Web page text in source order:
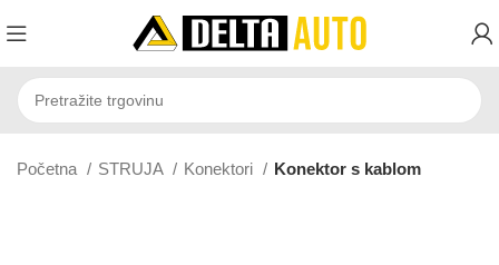
Početna STRUJA Konektori Konektor s kablom